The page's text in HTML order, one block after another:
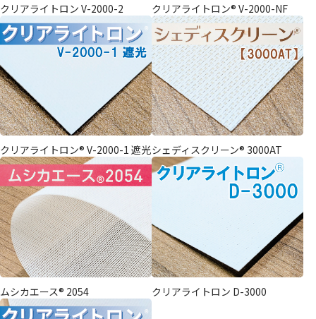
クリアライトロン V-2000-2 クリアライトロン® V-2000-NF
クリアライトロン® V-2000-1 遮光シェディスクリーン® 3000AT
ムシカエース® 2054 クリアライトロン D-3000